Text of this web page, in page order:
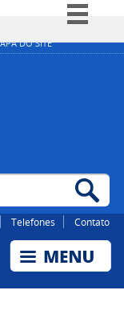
DO SITE
Telefones Contato